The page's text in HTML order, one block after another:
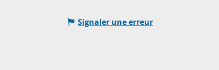
Signaler une erreur